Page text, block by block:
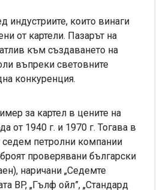
индустриите, които винаги
от картели. Пазарът на
към създаването на
въпреки световните
конкуренция.
за картел в цените на
от 1940 г. и 1970 г. Тогава в
седем петролни компании
проверявани български
наричани „Седемте
BP, „Гълф ойл”, „Стандард